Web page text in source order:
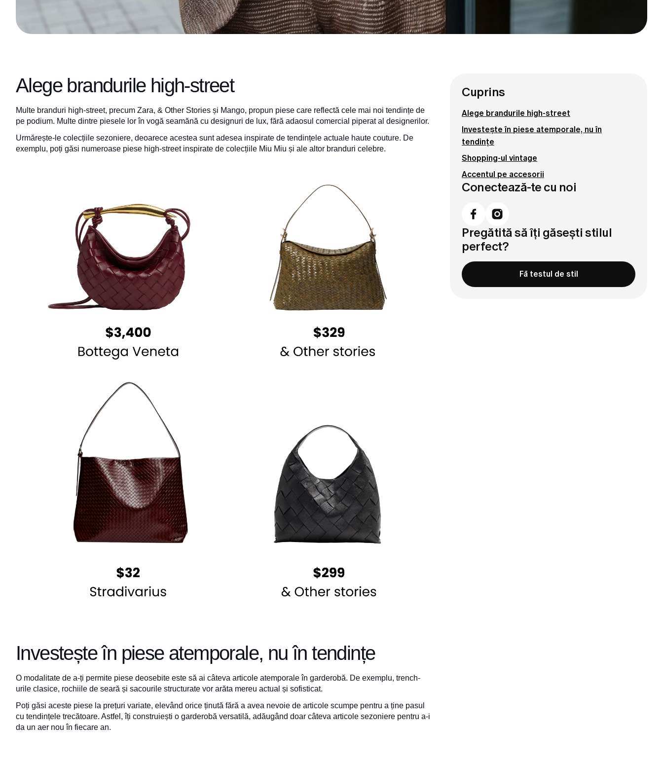
Alege brandurile high-street
Multe branduri high-street, precum Zara, & Other Stories și Mango, propun piese care reflectă cele mai noi tendințe de
pe podium. Multe dintre piesele lor în vogă seamănă cu designuri de lux, fără adaosul comercial piperat al designerilor.
Urmărește-le colecțiile sezoniere, deoarece acestea sunt adesea inspirate de tendințele actuale haute couture. De
exemplu, poți găsi numeroase piese high-street inspirate de colecțiile Miu Miu și ale altor branduri celebre.
Investește în piese atemporale, nu în tendințe
O modalitate de a-ți permite piese deosebite este să ai câteva articole atemporale în garderobă. De exemplu, trench-
urile clasice, rochiile de seară și sacourile structurate vor arăta mereu actual și sofisticat.
Poți găsi aceste piese la prețuri variate, elevând orice ținută fără a avea nevoie de articole scumpe pentru a ține pasul
cu tendințele trecătoare. Astfel, îți construiești o garderobă versatilă, adăugând doar câteva articole sezoniere pentru a-i
da un aer nou în fiecare an.
Cuprins
Alege brandurile high-street
Investește în piese atemporale, nu în
tendințe
Shopping-ul vintage
Accentul pe accesorii
Conectează-te cu noi
Pregătită să îți găsești stilul
perfect?
Fă testul de stil